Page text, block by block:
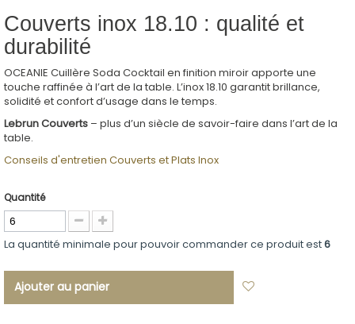
Couverts inox 18.10 : qualité et
durabilité
OCEANIE Cuillère Soda Cocktail en finition miroir apporte une
touche raffinée à l’art de la table. L’inox 18.10 garantit brillance,
solidité et confort d’usage dans le temps.
Lebrun Couverts – plus d’un siècle de savoir-faire dans l’art de la
table.
Conseils d'entretien Couverts et Plats Inox
Quantité
La quantité minimale pour pouvoir commander ce produit est6
Ajouter au panier